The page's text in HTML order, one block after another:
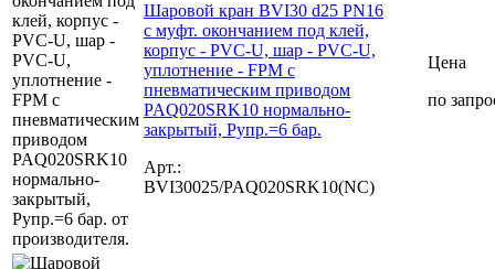
Шаровой кран BVI30 d25 PN16
с муфт. окончанием под клей,
корпус - PVC-U, шар - PVC-U,
уплотнение - FPM с
пневматическим приводом
PAQ020SRK10 нормально-
закрытый, Рупр.=6 бар.
Арт.:
BVI30025/PAQ020SRK10(NC)
Цена
по